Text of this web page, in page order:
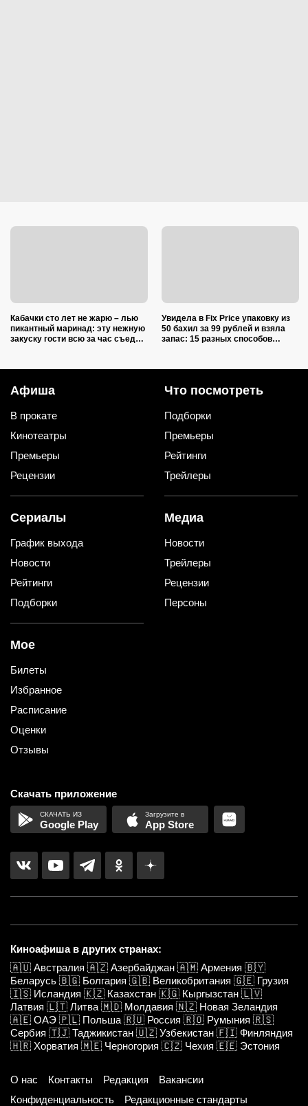
Кабачки сто лет не жарю – лью
пикантный маринад: эту нежную
закуску гости всю за час съедят
Увидела в Fix Price упаковку из
50 бахил за 99 рублей и взяла
запас: 15 разных способов
Афиша
В прокате
Кинотеатры
Премьеры
Рецензии
Что посмотреть
Подборки
Премьеры
Рейтинги
Трейлеры
Сериалы
График выхода
Новости
Рейтинги
Подборки
Медиа
Новости
Трейлеры
Рецензии
Персоны
Мое
Билеты
Избранное
Расписание
Оценки
Отзывы
Скачать приложение
Google Play App Store
Киноафиша в других странах:
🇦🇺 Австралия 🇦🇿 Азербайджан 🇦🇲 Армения 🇧🇾
Беларусь 🇧🇬 Болгария 🇬🇧 Великобритания 🇬🇪 Грузия
🇮🇸 Исландия 🇰🇿 Казахстан 🇰🇬 Кыргызстан 🇱🇻
Латвия 🇱🇹 Литва 🇲🇩 Молдавия 🇳🇿 Новая Зеландия
🇦🇪 ОАЭ 🇵🇱 Польша 🇷🇺 Россия 🇷🇴 Румыния 🇷🇸
Сербия 🇹🇯 Таджикистан 🇺🇿 Узбекистан 🇫🇮 Финляндия
🇭🇷 Хорватия 🇲🇪 Черногория 🇨🇿 Чехия 🇪🇪 Эстония
О нас Контакты Редакция
Вакансии
Конфиденциальность
Редакционные стандарты